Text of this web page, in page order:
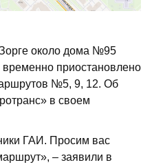
около дома №95
приостановлено
№5, 9, 12. Об
в своем
ГАИ. Просим вас
– заявили в